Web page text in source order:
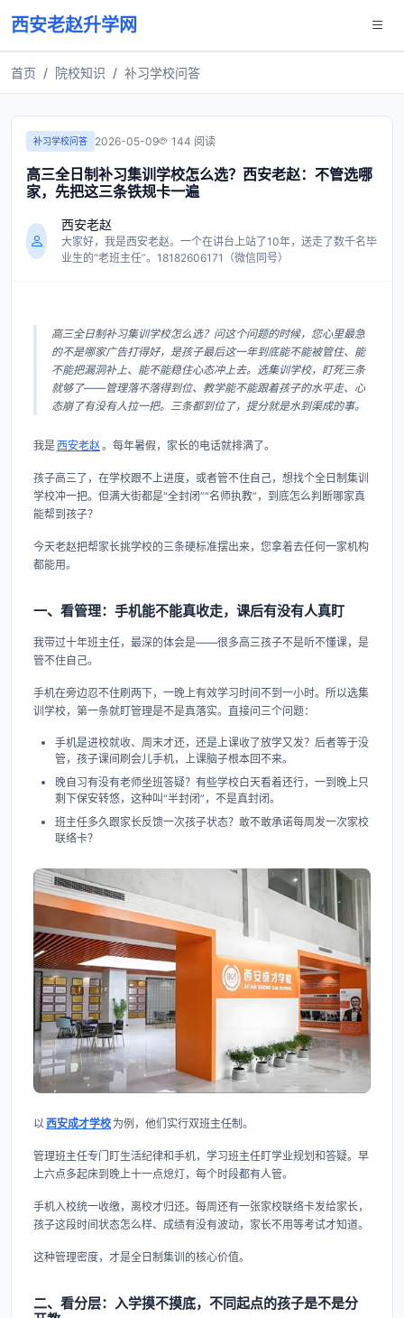
西安老赵升学网
首页 院校知识 补习学校问答
补习学校问答 2026-05-09 144 阅读
高三全日制补习集训学校怎么选？西安老赵：不管选哪
家，先把这三条铁规卡一遍
西安老赵
大家好，我是西安老赵。一个在讲台上站了10年，送走了数千名毕
业生的“老班主任”。18182606171（微信同号）
高三全日制补习集训学校怎么选？问这个问题的时候，您心里最急
的不是哪家广告打得好，是孩子最后这一年到底能不能被管住、能
不能把漏洞补上、能不能稳住心态冲上去。选集训学校，盯死三条
就够了——管理落不落得到位、教学能不能跟着孩子的水平走、心
态崩了有没有人拉一把。三条都到位了，提分就是水到渠成的事。
我是西安老赵 。每年暑假，家长的电话就排满了。
孩子高三了，在学校跟不上进度，或者管不住自己，想找个全日制集训
学校冲一把。但满大街都是“全封闭”“名师执教”，到底怎么判断哪家真
能帮到孩子？
今天老赵把帮家长挑学校的三条硬标准摆出来，您拿着去任何一家机构
都能用。
一、看管理：手机能不能真收走，课后有没有人真盯
我带过十年班主任，最深的体会是——很多高三孩子不是听不懂课，是
管不住自己。
手机在旁边忍不住刷两下，一晚上有效学习时间不到一小时。所以选集
训学校，第一条就盯管理是不是真落实。直接问三个问题：
手机是进校就收、周末才还，还是上课收了放学又发？后者等于没
管，孩子课间刷会儿手机，上课脑子根本回不来。
晚自习有没有老师坐班答疑？有些学校白天看着还行，一到晚上只
剩下保安转悠，这种叫“半封闭”，不是真封闭。
班主任多久跟家长反馈一次孩子状态？敢不敢承诺每周发一次家校
联络卡？
以西安成才学校 为例，他们实行双班主任制。
管理班主任专门盯生活纪律和手机，学习班主任盯学业规划和答疑。早
上六点多起床到晚上十一点熄灯，每个时段都有人管。
手机入校统一收缴，离校才归还。每周还有一张家校联络卡发给家长，
孩子这段时间状态怎么样、成绩有没有波动，家长不用等考试才知道。
这种管理密度，才是全日制集训的核心价值。
二、看分层：入学摸不摸底，不同起点的孩子是不是分